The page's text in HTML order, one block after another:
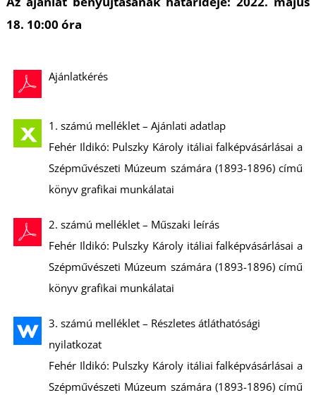
18. 10:00 óra
Ajánlatkérés
1. számú melléklet – Ajánlati adatlap
Fehér Ildikó: Pulszky Károly itáliai falképvásárlásai a
Szépművészeti Múzeum számára (1893-1896) című
könyv grafikai munkálatai
2. számú melléklet – Műszaki leírás
Fehér Ildikó: Pulszky Károly itáliai falképvásárlásai a
Szépművészeti Múzeum számára (1893-1896) című
könyv grafikai munkálatai
3. számú melléklet – Részletes átláthatósági
nyilatkozat
Fehér Ildikó: Pulszky Károly itáliai falképvásárlásai a
Szépművészeti Múzeum számára (1893-1896) című